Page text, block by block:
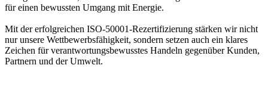
für einen bewussten Umgang mit Energie.
Mit der erfolgreichen ISO-50001-Rezertifizierung stärken wir nicht
nur unsere Wettbewerbsfähigkeit, sondern setzen auch ein klares
Zeichen für verantwortungsbewusstes Handeln gegenüber Kunden,
Partnern und der Umwelt.